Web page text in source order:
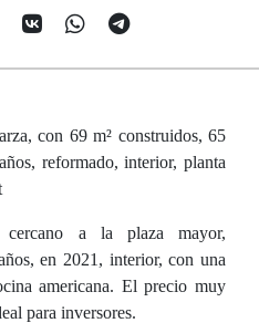
con 69 m² construidos, 65
reformado, interior, planta
cercano a la plaza mayor,
en 2021, interior, con una
americana. El precio muy
para inversores.